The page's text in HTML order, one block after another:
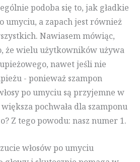
podoba się to, jak gładkie
umyciu, a zapach jest również
Nawiasem mówiąc,
że wielu użytkowników używa
nawet jeśli nie
- ponieważ szampon
po umyciu są przyjemne w
pochwała dla szamponu
Z tego powodu: nasz numer 1.
włosów po umyciu